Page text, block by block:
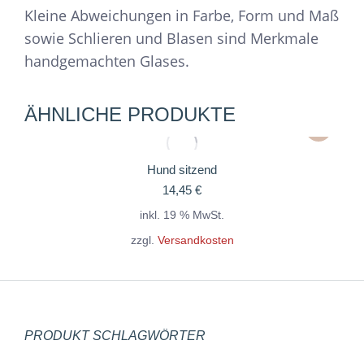
Kleine Abweichungen in Farbe, Form und Maß
sowie Schlieren und Blasen sind Merkmale
handgemachten Glases.
ÄHNLICHE PRODUKTE
Hund sitzend
14,45 €
inkl. 19 % MwSt.
zzgl. Versandkosten
PRODUKT SCHLAGWÖRTER